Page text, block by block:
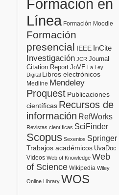
Formación en
Línea Formación Moodle
Formación
presencial IEEE InCite
Investigación JCR Journal
Citation Report JoVE La Ley
Digital Libros electrónicos
Medline Mendeley
Proquest Publicaciones
científicas Recursos de
información RefWorks
Revistas científicas SciFinder
Scopus Sexenios Springer
Trabajos académicos UvaDoc
Vídeos Web of Knowledge Web
of Science Wikipedia Wiley
Online Library WOS